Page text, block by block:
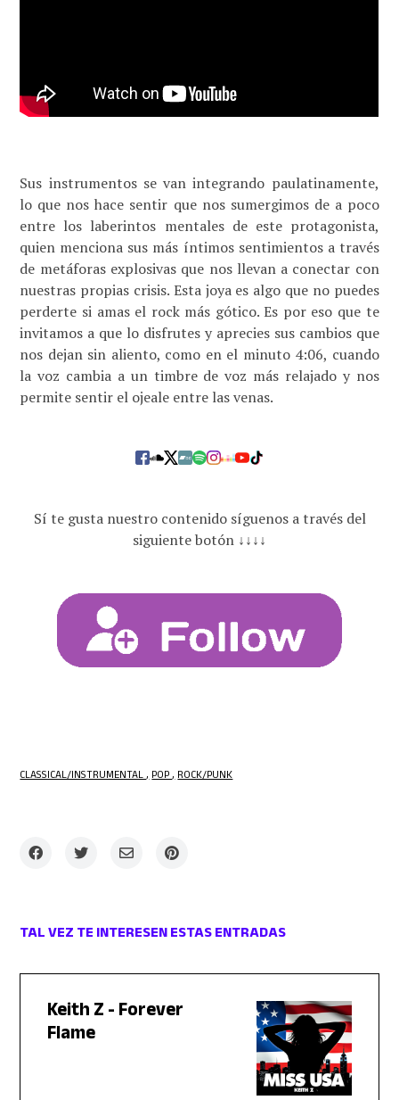
Sus instrumentos se van integrando paulatinamente,
lo que nos hace sentir que nos sumergimos de a poco
entre los laberintos mentales de este protagonista,
quien menciona sus más íntimos sentimientos a través
de metáforas explosivas que nos llevan a conectar con
nuestras propias crisis. Esta joya es algo que no puedes
perderte si amas el rock más gótico. Es por eso que te
invitamos a que lo disfrutes y aprecies sus cambios que
nos dejan sin aliento, como en el minuto 4:06, cuando
la voz cambia a un timbre de voz más relajado y nos
permite sentir el ojeale entre las venas.
Sí te gusta nuestro contenido síguenos a través del
siguiente botón ↓↓↓↓
CLASSICAL/INSTRUMENTAL POP ROCK/PUNK
TAL VEZ TE INTERESEN ESTAS ENTRADAS
Keith Z - Forever
Flame